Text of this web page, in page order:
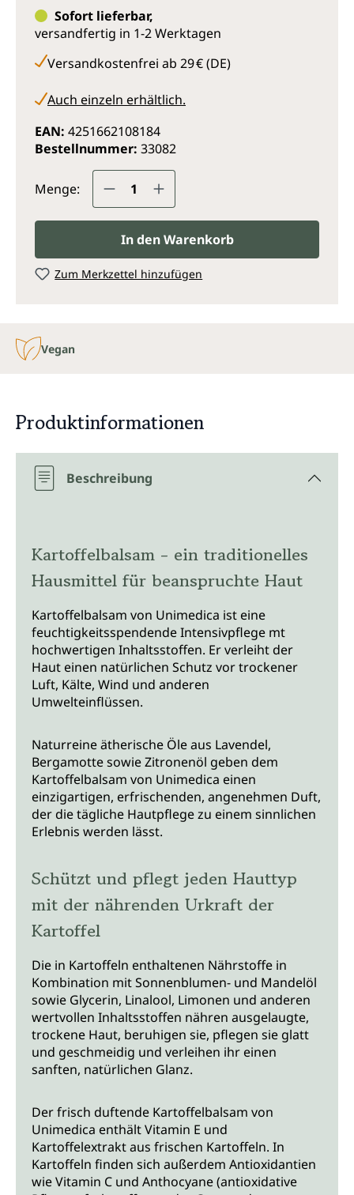
Sofort lieferbar,
versandfertig in 1-2 Werktagen
Versandkostenfrei ab 29 € (DE)
Auch einzeln erhältlich.
EAN: 4251662108184
Bestellnummer: 33082
Menge: Produkt Anzahl: Gib den
In den Warenkorb
Zum Merkzettel hinzufügen
Vegan
Produktinformationen
Beschreibung
Kartoffelbalsam - ein traditionelles
Hausmittel für beanspruchte Haut
Kartoffelbalsam von Unimedica ist eine
feuchtigkeitsspendende Intensivpflege mt
hochwertigen Inhaltsstoffen. Er verleiht der
Haut einen natürlichen Schutz vor trockener
Luft, Kälte, Wind und anderen
Umwelteinflüssen.
Naturreine ätherische Öle aus Lavendel,
Bergamotte sowie Zitronenöl geben dem
Kartoffelbalsam von Unimedica einen
einzigartigen, erfrischenden, angenehmen Duft,
der die tägliche Hautpflege zu einem sinnlichen
Erlebnis werden lässt.
Schützt und pflegt jeden Hauttyp
mit der nährenden Urkraft der
Kartoffel
Die in Kartoffeln enthaltenen Nährstoffe in
Kombination mit Sonnenblumen- und Mandelöl
sowie Glycerin, Linalool, Limonen und anderen
wertvollen Inhaltsstoffen nähren ausgelaugte,
trockene Haut, beruhigen sie, pflegen sie glatt
und geschmeidig und verleihen ihr einen
sanften, natürlichen Glanz.
Der frisch duftende Kartoffelbalsam von
Unimedica enthält Vitamin E und
Kartoffelextrakt aus frischen Kartoffeln. In
Kartoffeln finden sich außerdem Antioxidantien
wie Vitamin C und Anthocyane (antioxidative